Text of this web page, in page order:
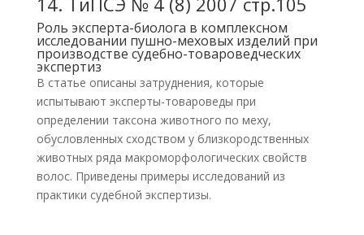
Роль эксперта-биолога в комплексном
исследовании пушно-меховых изделий при
производстве судебно-товароведческих
экспертиз
В статье описаны затруднения, которые
испытывают эксперты-товароведы при
определении таксона животного по меху,
обусловленных сходством у близкородственных
животных ряда макроморфологических свойств
волос. Приведены примеры исследований из
практики судебной экспертизы.